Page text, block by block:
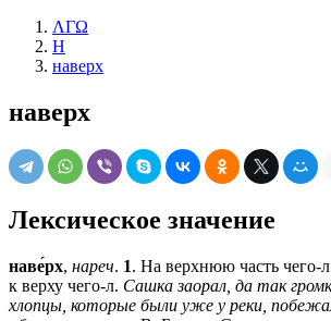
ΛΓΩ
Н
наверх
наверх
Лексическое значение
наве́рх, нареч. 1. На верхнюю часть чего-
к верху чего-л. Сашка заорал, да так
хлопцы, которые были уже у реки,